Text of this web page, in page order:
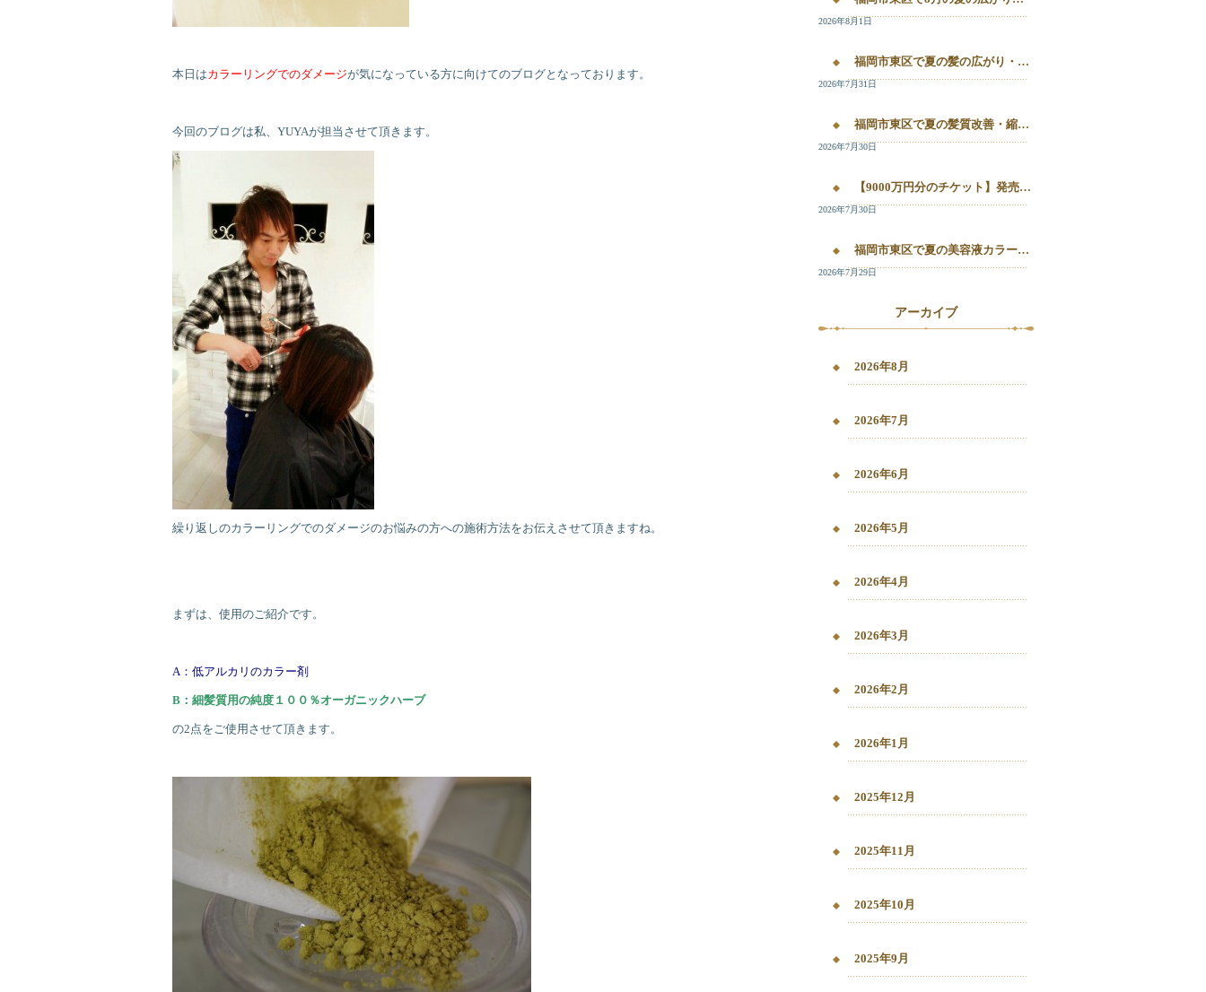
本日はカラーリングでのダメージが気になっている方に向けてのブログとなっております。
今回のブログは私、YUYAが担当させて頂きます。
繰り返しのカラーリングでのダメージのお悩みの方への施術方法をお伝えさせて頂きますね。
まずは、使用のご紹介です。
A：低アルカリのカラー剤
B：細髪質用の純度１００％オーガニックハーブ
の2点をご使用させて頂きます。
2026年8月1日
福岡市東区で夏の髪の広がり・白髪染め・美容液カラーを相談したい方へ｜箱崎・千早のL’oiseau Bleu
2026年7月31日
福岡市東区で夏の髪質改善・縮毛矯正・美容液カラーを相談したい方へ｜箱崎・千早の全席個室美容室ロアゾブルー
2026年7月30日
【9000万円分のチケット】発売開始！！20%OFFで施術が受けられます！
2026年7月30日
福岡市東区で夏の美容液カラー・白髪染め・髪質改善縮毛矯正を相談したい方へ
2026年7月29日
アーカイブ
2026年8月
2026年7月
2026年6月
2026年5月
2026年4月
2026年3月
2026年2月
2026年1月
2025年12月
2025年11月
2025年10月
2025年9月